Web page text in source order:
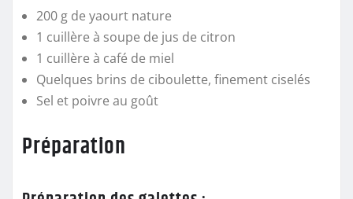
200 g de yaourt nature
1 cuillère à soupe de jus de citron
1 cuillère à café de miel
Quelques brins de ciboulette, finement ciselés
Sel et poivre au goût
Préparation